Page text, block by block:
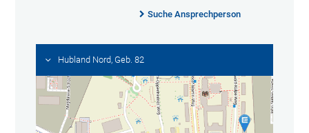
Suche Ansprechperson
Hubland Nord, Geb. 82